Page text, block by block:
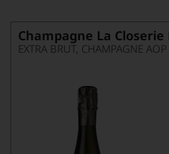
Champagne La Closerie
EXTRA BRUT, CHAMPAGNE AOP